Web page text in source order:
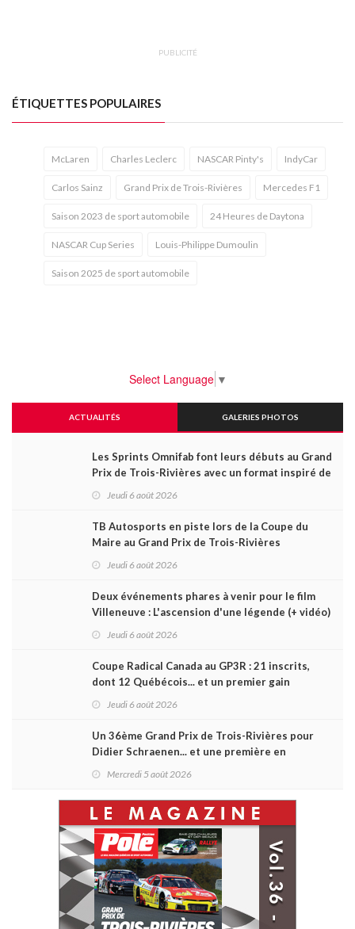
PUBLICITÉ
ÉTIQUETTES POPULAIRES
McLaren Charles Leclerc NASCAR Pinty's IndyCar
Carlos Sainz Grand Prix de Trois-Rivières Mercedes F1
Saison 2023 de sport automobile 24 Heures de Daytona
NASCAR Cup Series Louis-Philippe Dumoulin
Saison 2025 de sport automobile
Select Language ▼
ACTUALITÉS GALERIES PHOTOS
Les Sprints Omnifab font leurs débuts au Grand
Prix de Trois-Rivières avec un format inspiré de
Jeudi 6 août 2026
TB Autosports en piste lors de la Coupe du
Maire au Grand Prix de Trois-Rivières
Jeudi 6 août 2026
Deux événements phares à venir pour le film
Villeneuve : L'ascension d'une légende (+ vidéo)
Jeudi 6 août 2026
Coupe Radical Canada au GP3R : 21 inscrits,
dont 12 Québécois... et un premier gain
Jeudi 6 août 2026
Un 36ème Grand Prix de Trois-Rivières pour
Didier Schraenen... et une première en
Mercredi 5 août 2026